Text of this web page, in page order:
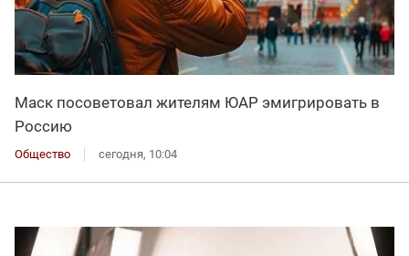
Маск посоветовал жителям ЮАР эмигрировать в
Россию
Общество сегодня, 10:04